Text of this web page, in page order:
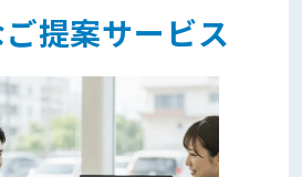
提案サービス